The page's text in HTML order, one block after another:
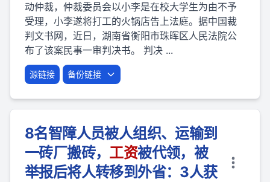
动仲裁，仲裁委员会以小李是在校大学生为由不予
受理，小李遂将打工的火锅店告上法庭。据中国裁
判文书网，近日，湖南省衡阳市珠晖区人民法院公
布了该案民事一审判决书。 判决 ...
源链接 备份链接
8名智障人员被人组织、运输到
一砖厂搬砖， 工资被代领，被
举报后将人转移到外省：3人获